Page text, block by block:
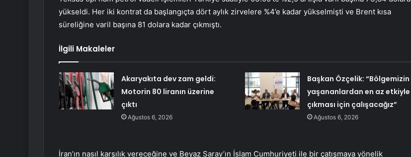
yükseldi. Her iki kontrat da başlangıçta dört aylık zirvelere %4’e kadar yükselmişti ve Brent kısa
süreliğine varil başına 81 dolara kadar çıkmıştı.
İlgili Makaleler
Akaryakıta dev zam geldi:
Motorin 80 liranın üzerine
çıktı
Ağustos 6, 2026
Başkan Özçelik: “Bölgemizin
yaşananlardan en az etkiyle
çıkması için çalışacağız”
Ağustos 6, 2026
İran’ın nasıl karşılık vereceğine ve Beyaz Saray’ın İslam Cumhuriyeti ile bir çatışmaya yönelik